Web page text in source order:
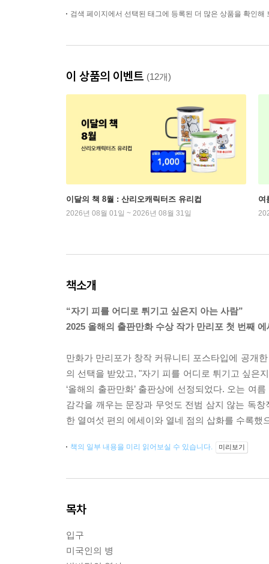
검색 페이지에서 선택된 태그에 등록된 더 많은 상품을 확인해
이 상품의 이벤트 (12개)
이달의 책 8월 : 산리오캐릭터즈 유리컵
2026년 08월 01일 ~ 2026년 08월 31일
여
책소개
“자기 피를 어디로 튀기고 싶은지 아는 사람”
2025 올해의 출판만화 수상 작가 만리포 첫 번째 에
만화가 만리포가 창작 커뮤니티 포스타입에 공개
의 선택을 받았고, "자기 피를 어디로 튀기고 싶은
‘올해의 출판만화’ 출판상에 선정되었다. 오는 여
감각을 깨우는 문장과 무엇도 전범 삼지 않는 독
한 열여섯 편의 에세이와 열네 점의 삽화를 수록
책의 일부 내용을 미리 읽어보실 수 있습니다. 미리보기
목차
입구
미국인의 병